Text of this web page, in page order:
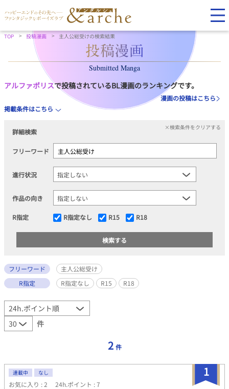
TOP 投稿漫画 主人公総受けの検索結果
Submitted Manga
アルファポリスで投稿されているBL漫画のランキングです。
漫画の投稿はこちら
掲載条件はこちら
詳細検索
×検索条件をクリアする
フリーワード
進行状況
作品の向き
R指定 R指定なし R15 R18
フリーワード
主人公総受け
R指定
R指定なし R15 R18
件
2 件
1
連載中 なし
お気に入り : 2 24h.ポイント : 7